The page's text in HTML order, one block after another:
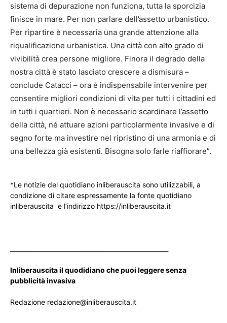
sistema di depurazione non funziona, tutta la sporcizia
finisce in mare. Per non parlare dell’assetto urbanistico.
Per ripartire è necessaria una grande attenzione alla
riqualificazione urbanistica. Una città con alto grado di
vivibilità crea persone migliore. Finora il degrado della
nostra città è stato lasciato crescere a dismisura –
conclude Catacci – ora è indispensabile intervenire per
consentire migliori condizioni di vita per tutti i cittadini ed
in tutti i quartieri. Non è necessario scardinare l’assetto
della città, né attuare azioni particolarmente invasive e di
segno forte ma investire nel ripristino di una armonia e di
una bellezza già esistenti. Bisogna solo farle riaffiorare”.
*Le notizie del quotidiano inliberauscita sono utilizzabili, a
condizione di citare espressamente la fonte quotidiano
inliberauscita e l’indirizzo https://inliberauscita.it
Inliberauscita il quodidiano che puoi leggere senza
pubblicità invasiva
Redazione redazione@inliberauscita.it